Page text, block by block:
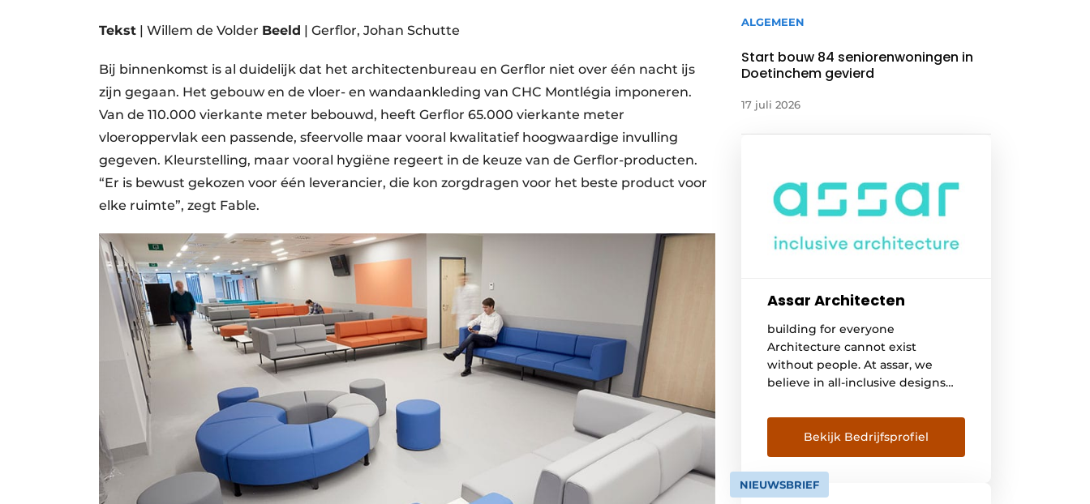
Tekst | Willem de Volder Beeld | Gerflor, Johan Schutte
Bij binnenkomst is al duidelijk dat het architectenbureau en Gerflor niet over één nacht ijs
zijn gegaan. Het gebouw en de vloer- en wandaankleding van CHC Montlégia imponeren.
Van de 110.000 vierkante meter bebouwd, heeft Gerflor 65.000 vierkante meter
vloeroppervlak een passende, sfeervolle maar vooral kwalitatief hoogwaardige invulling
gegeven. Kleurstelling, maar vooral hygiëne regeert in de keuze van de Gerflor-producten.
“Er is bewust gekozen voor één leverancier, die kon zorgdragen voor het beste product voor
elke ruimte”, zegt Fable.
ALGEMEEN
Start bouw 84 seniorenwoningen in
Doetinchem gevierd
17 juli 2026
Assar Architecten
building for everyone
Architecture cannot exist
without people. At assar, we
believe in all-inclusive designs
people, young and old, building
for humanity in all its diversity.
We create architecture that is
inspirational and evolutive,
enabling easy movement and
Bekijk Bedrijfsprofiel
NIEUWSBRIEF